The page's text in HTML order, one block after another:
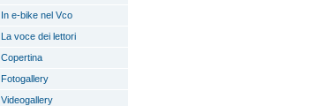
In e-bike nel Vco
La voce dei lettori
Copertina
Fotogallery
Videogallery